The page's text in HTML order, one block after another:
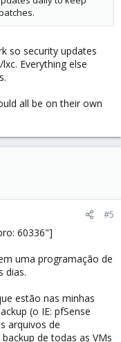
so security updates
Everything else
all be on their own
#5
60336"]
uma programação de
dias.
estão nas minhas
(o IE: pfSense
arquivos de
de todas as VMs